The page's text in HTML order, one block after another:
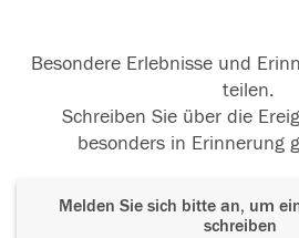
Besondere Erlebnisse und
teilen.
Schreiben Sie über die
besonders in Erinnerung
Melden Sie sich bitte an, um
schreiben